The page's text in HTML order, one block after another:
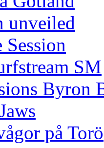
unveiled
Session
SM
Byron
på Torö